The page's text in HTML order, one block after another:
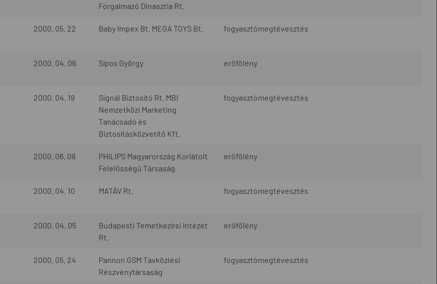
Forgalmazó Dinasztia Rt.
2000. 05. 22 Baby Impex Bt. MEGA TOYS Bt. fogyasztómegtévesztés
2000. 04. 06 Sípos György erőfölény
2000. 04. 19
Signál Biztosító Rt. MBI
Nemzetközi Marketing
Tanácsadó és
Biztosításközvetítő Kft.
fogyasztómegtévesztés
2000. 06. 08
PHILIPS Magyarország Korlátolt
Felelősségű Társaság
erőfölény
2000. 04. 10 MATÁV Rt. fogyasztómegtévesztés
2000. 04. 05
Budapesti Temetkezési Intézet
Rt.
erőfölény
2000. 05. 24
Pannon GSM Távközlési
Részvénytársaság
fogyasztómegtévesztés